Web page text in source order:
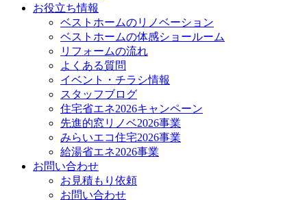
お役立ち情報
ベストホームのリノベーション
ベストホームの体感ショールーム
リフォームの流れ
よくある質問
イベント・チラシ情報
スタッフブログ
住宅省エネ2026キャンペーン
先進的窓リノベ2026事業
みらいエコ住宅2026事業
給湯省エネ2026事業
お問い合わせ
お見積もり依頼
お問い合わせ